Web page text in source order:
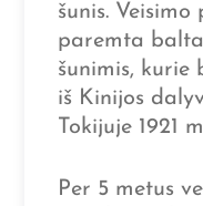
šunis.
paremta
šunimis, kurie
iš Kinijos
Tokijuje 1921
Per 5 metus